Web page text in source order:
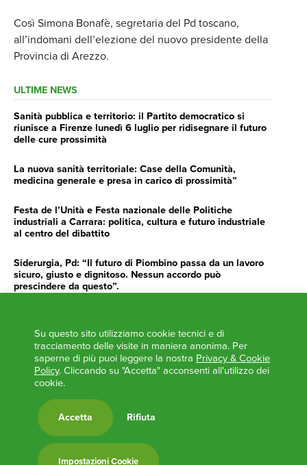
Così Simona Bonafè, segretaria del Pd toscano,
all’indomani dell’elezione del nuovo presidente della
Provincia di Arezzo.
ULTIME NEWS
Sanità pubblica e territorio: il Partito democratico si
riunisce a Firenze lunedì 6 luglio per ridisegnare il futuro
delle cure prossimità
La nuova sanità territoriale: Case della Comunità,
medicina generale e presa in carico di prossimità”
Festa de l’Unità e Festa nazionale delle Politiche
industriali a Carrara: politica, cultura e futuro industriale
al centro del dibattito
Siderurgia, Pd: “Il futuro di Piombino passa da un lavoro
sicuro, giusto e dignitoso. Nessun accordo può
prescindere da questo”.
impegno e determinazione delle istituzioni”
AGENDA
‘ANCORA UNA VOLTA LA TOSCANA TRACCIA LA
L’ITALIA BOCCIATA DALL’UE
Feste Unità in Toscana 2024
Zone Logistiche Semplificate – Un’occasione da cogliere
Su questo sito utilizziamo cookie tecnici e di
tracciamento delle visite in maniera anonima. Per
saperne di più puoi leggere la nostra Privacy & Cookie
Policy. Cliccando su "Accetta" acconsenti all'utilizzo dei
cookie.
Accetta Rifiuta
Impostazioni Cookie